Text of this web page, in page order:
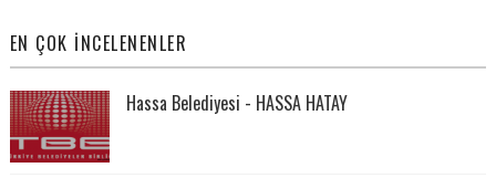
EN ÇOK İNCELENENLER
Hassa Belediyesi - HASSA HATAY